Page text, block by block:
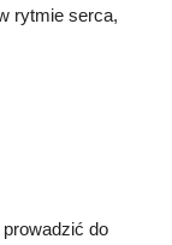
rytmie serca,
do